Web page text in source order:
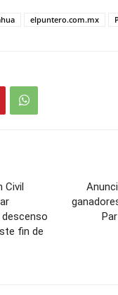
elpuntero.com.mx
Civil
fin de